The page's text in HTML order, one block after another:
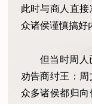
此时与商人直
众诸侯谨慎搞好
但当时周人
劝告商纣王：
众多诸侯都归